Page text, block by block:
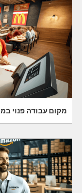
מקום עבודה פנוי